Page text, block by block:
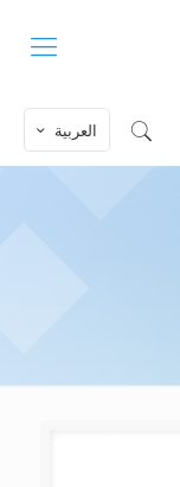
العربية